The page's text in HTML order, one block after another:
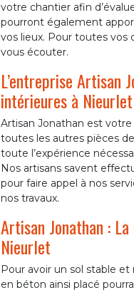
votre chantier afin
pourront également
vos lieux. Pour toutes
vous écouter.
L’entreprise Artisan
intérieures à Nieurlet
Artisan Jonathan est
toutes les autres pièces
toute l’expérience
Nos artisans savent
pour faire appel à nos
nos travaux.
Artisan Jonathan :
Nieurlet
Pour avoir un sol stable
en béton ainsi placé